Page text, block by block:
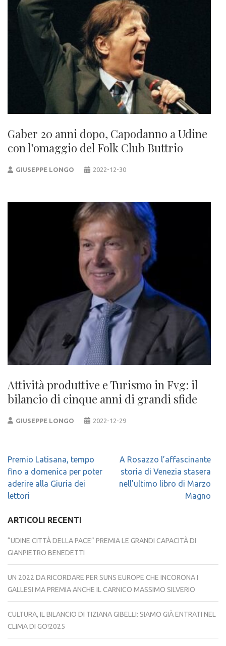
Gaber 20 anni dopo, Capodanno a Udine
con l’omaggio del Folk Club Buttrio
GIUSEPPE LONGO 2022-12-30
Attività produttive e Turismo in Fvg: il
bilancio di cinque anni di grandi sfide
GIUSEPPE LONGO 2022-12-29
Navigazione
articoli
Premio Latisana, tempo
fino a domenica per poter
aderire alla Giuria dei
lettori
A Rosazzo l’affascinante
storia di Venezia stasera
nell’ultimo libro di Marzo
Magno
ARTICOLI RECENTI
“UDINE CITTÀ DELLA PACE” PREMIA LE GRANDI CAPACITÀ DI
GIANPIETRO BENEDETTI
UN 2022 DA RICORDARE PER SUNS EUROPE CHE INCORONA I
GALLESI MA PREMIA ANCHE IL CARNICO MASSIMO SILVERIO
CULTURA, IL BILANCIO DI TIZIANA GIBELLI: SIAMO GIÀ ENTRATI NEL
CLIMA DI GO!2025